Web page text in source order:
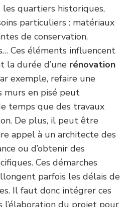
quartiers historiques,
particuliers : matériaux
de conservation,
Ces éléments influencent
la durée d’une rénovation
exemple, refaire une
murs en pisé peut
temps que des travaux
De plus, il peut être
appel à un architecte des
ou d’obtenir des
Ces démarches
parfois les délais de
Il faut donc intégrer ces